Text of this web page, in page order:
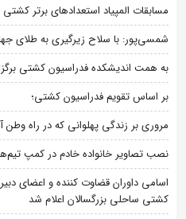
مسابقات المپیاد استعدادهای برتر
شمسی‌پور: با سلاح زیرگیری به طلای
به همت اندیشکده فدراسیون کشتی
بر اساس تقویم فدراسیون کشتی؛
مروری بر زندگی پهلوانی که در راه
نصب تصاویر خانواده خادم در کمپ
اسامی داوران قضاوت کننده و اعضای
کشتی ساحلی بزرگسالان اعلام شد